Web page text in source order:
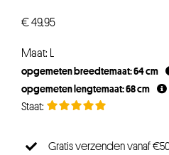
€49,95
Maat: L
opgemeten breedtemaat: 64 cm
opgemeten lengtemaat: 68 cm
Gratis verzenden vanaf